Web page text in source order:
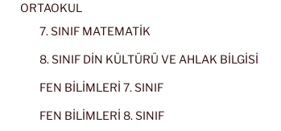
ORTAOKUL
7. SINIF MATEMATİK
8. SINIF DİN KÜLTÜRÜ VE AHLAK BİLGİSİ
FEN BİLİMLERİ 7. SINIF
FEN BİLİMLERİ 8. SINIF